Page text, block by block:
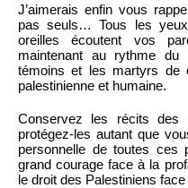
J’aimerais enfin vous
pas seuls… Tous les
oreilles écoutent vos
maintenant au rythme
témoins et les martyrs de
palestinienne et humaine.
Conservez les récits
protégez-les autant que
personnelle de toutes ces
grand courage face à la
le droit des Palestiniens